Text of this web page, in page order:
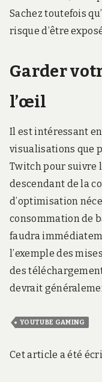
Sachez toutefois
risque d’être
Garder
l’œil
Il est intéressant
visualisations que
Twitch pour suivre
descendant de la
d’optimisation
consommation de
faudra
l’exemple des
des
devrait
YOUTUBE GAMING
Cet article a été